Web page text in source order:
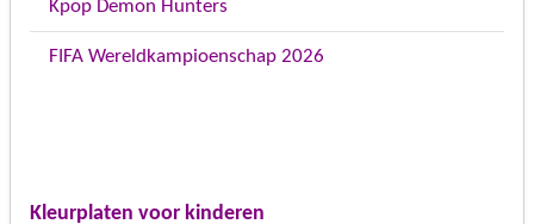
Kpop Demon Hunters
FIFA Wereldkampioenschap 2026
Kleurplaten voor kinderen